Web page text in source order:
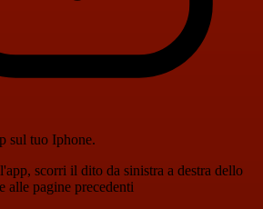
sul tuo Iphone.
scorri il dito da sinistra a destra dello
alle pagine precedenti